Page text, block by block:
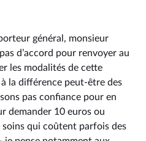
général, monsieur
d’accord pour renvoyer au
les modalités de cette
la différence peut-être des
pas confiance pour en
demander 10 euros ou
qui coûtent parfois des